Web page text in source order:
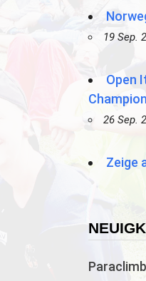
19 Sep.
Open
26 Sep.
Zeige